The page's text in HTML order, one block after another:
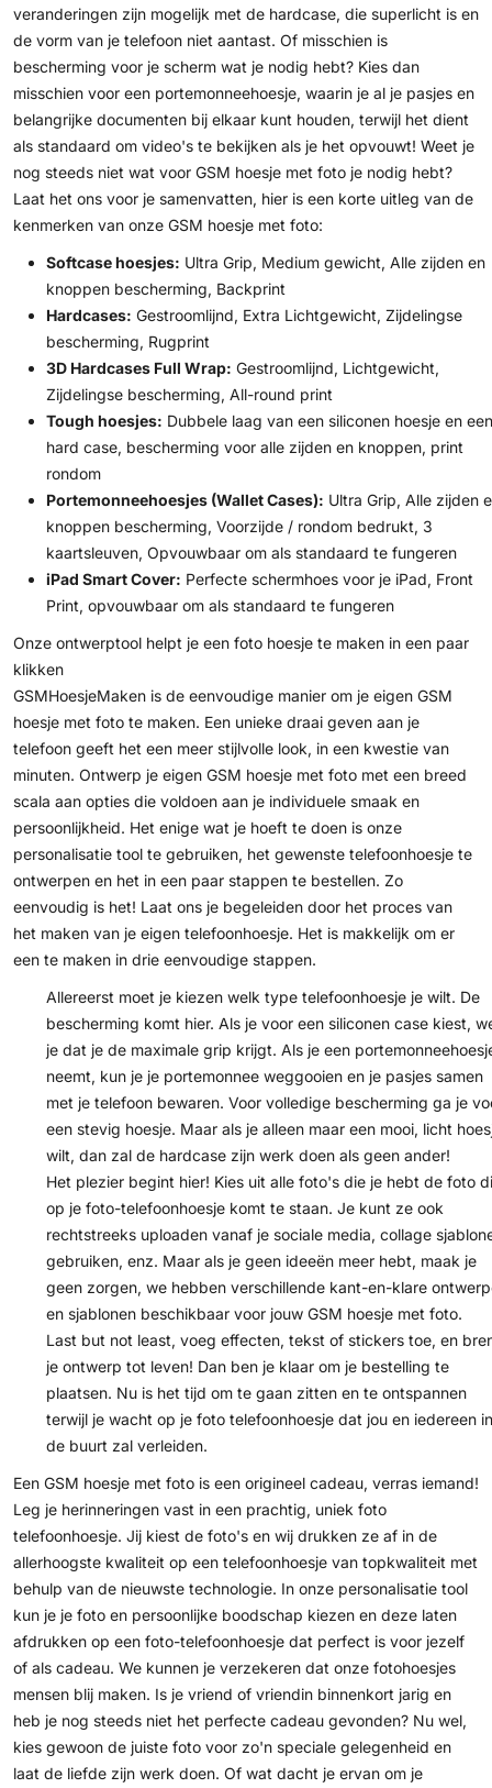
veranderingen zijn mogelijk met de hardcase, die superlicht is en
de vorm van je telefoon niet aantast. Of misschien is
bescherming voor je scherm wat je nodig hebt? Kies dan
misschien voor een portemonneehoesje, waarin je al je pasjes en
belangrijke documenten bij elkaar kunt houden, terwijl het dient
als standaard om video's te bekijken als je het opvouwt! Weet je
nog steeds niet wat voor GSM hoesje met foto je nodig hebt?
Laat het ons voor je samenvatten, hier is een korte uitleg van de
kenmerken van onze GSM hoesje met foto:
Softcase hoesjes: Ultra Grip, Medium gewicht, Alle zijden en
knoppen bescherming, Backprint
Hardcases: Gestroomlijnd, Extra Lichtgewicht, Zijdelingse
bescherming, Rugprint
3D Hardcases Full Wrap: Gestroomlijnd, Lichtgewicht,
Zijdelingse bescherming, All-round print
Tough hoesjes: Dubbele laag van een siliconen hoesje en een
hard case, bescherming voor alle zijden en knoppen, print
rondom
Portemonneehoesjes (Wallet Cases): Ultra Grip, Alle zijden
knoppen bescherming, Voorzijde / rondom bedrukt, 3
kaartsleuven, Opvouwbaar om als standaard te fungeren
iPad Smart Cover: Perfecte schermhoes voor je iPad, Front
Print, opvouwbaar om als standaard te fungeren
Onze ontwerptool helpt je een foto hoesje te maken in een paar
klikken
GSMHoesjeMaken is de eenvoudige manier om je eigen GSM
hoesje met foto te maken. Een unieke draai geven aan je
telefoon geeft het een meer stijlvolle look, in een kwestie van
minuten. Ontwerp je eigen GSM hoesje met foto met een breed
scala aan opties die voldoen aan je individuele smaak en
persoonlijkheid. Het enige wat je hoeft te doen is onze
personalisatie tool te gebruiken, het gewenste telefoonhoesje te
ontwerpen en het in een paar stappen te bestellen. Zo
eenvoudig is het! Laat ons je begeleiden door het proces van
het maken van je eigen telefoonhoesje. Het is makkelijk om er
een te maken in drie eenvoudige stappen.
Allereerst moet je kiezen welk type telefoonhoesje je wilt. De
bescherming komt hier. Als je voor een siliconen case kiest,
je dat je de maximale grip krijgt. Als je een
neemt, kun je je portemonnee weggooien en je pasjes samen
met je telefoon bewaren. Voor volledige bescherming ga je
een stevig hoesje. Maar als je alleen maar een mooi, licht
wilt, dan zal de hardcase zijn werk doen als geen ander!
Het plezier begint hier! Kies uit alle foto's die je hebt de foto
op je foto-telefoonhoesje komt te staan. Je kunt ze ook
rechtstreeks uploaden vanaf je sociale media, collage
gebruiken, enz. Maar als je geen ideeën meer hebt, maak je
geen zorgen, we hebben verschillende kant-en-klare
en sjablonen beschikbaar voor jouw GSM hoesje met foto.
Last but not least, voeg effecten, tekst of stickers toe, en
je ontwerp tot leven! Dan ben je klaar om je bestelling te
plaatsen. Nu is het tijd om te gaan zitten en te ontspannen
terwijl je wacht op je foto telefoonhoesje dat jou en iedereen in
de buurt zal verleiden.
Een GSM hoesje met foto is een origineel cadeau, verras iemand!
Leg je herinneringen vast in een prachtig, uniek foto
telefoonhoesje. Jij kiest de foto's en wij drukken ze af in de
allerhoogste kwaliteit op een telefoonhoesje van topkwaliteit met
behulp van de nieuwste technologie. In onze personalisatie tool
kun je je foto en persoonlijke boodschap kiezen en deze laten
afdrukken op een foto-telefoonhoesje dat perfect is voor jezelf
of als cadeau. We kunnen je verzekeren dat onze fotohoesjes
mensen blij maken. Is je vriend of vriendin binnenkort jarig en
heb je nog steeds niet het perfecte cadeau gevonden? Nu wel,
kies gewoon de juiste foto voor zo'n speciale gelegenheid en
laat de liefde zijn werk doen. Of wat dacht je ervan om je